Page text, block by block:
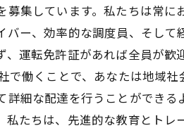
集しています。私たちは常
ー、効率的な調度員、そし
運転免許証があれば全員が
で働くことで、あなたは地域
細な配達を行うことができ
たちは、先進的な教育とト